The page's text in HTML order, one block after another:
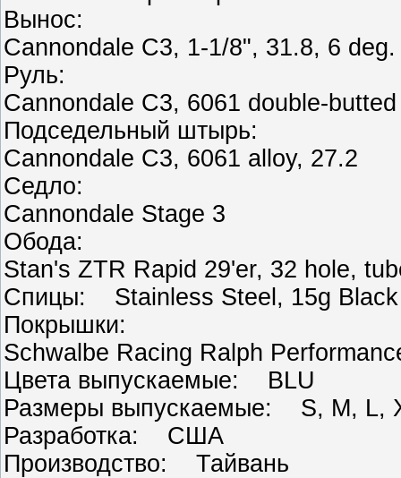
Вынос:
Cannondale C3, 1-1/8", 31.8, 6 deg.
Руль:
Cannondale C3, 6061 double-
Подседельный штырь:
Cannondale C3, 6061 alloy, 27.2
Седло:
Cannondale Stage 3
Обода:
Stan's ZTR Rapid 29'er, 32 hole,
Спицы: Stainless Steel, 15g Black
Покрышки:
Schwalbe Racing Ralph
Цвета выпускаемые: BLU
Размеры выпускаемые: S, M, L,
Разработка: США
Производство: Тайвань